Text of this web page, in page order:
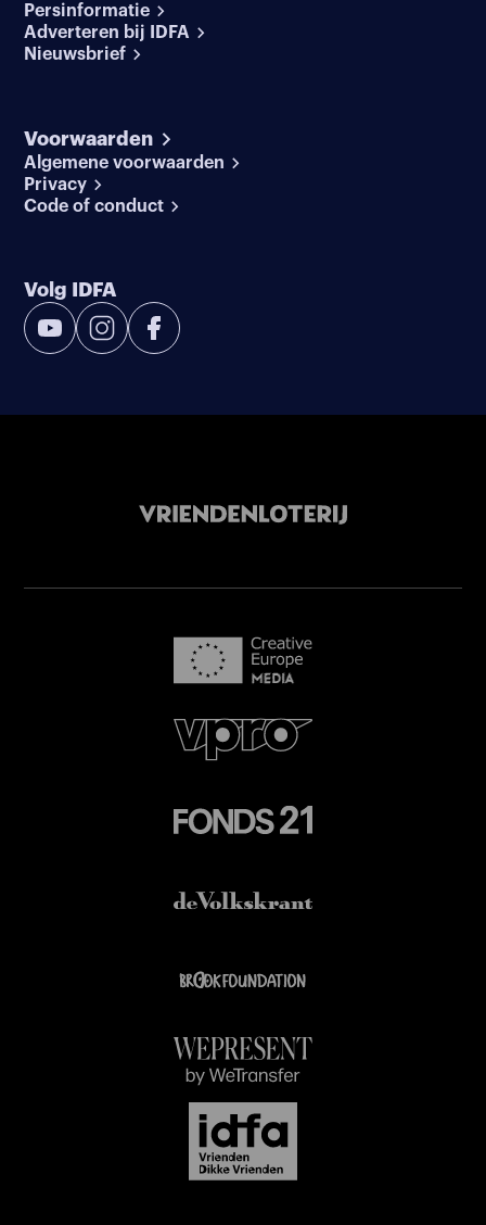
Persinformatie
Adverteren bij IDFA
Nieuwsbrief
Voorwaarden
Algemene voorwaarden
Privacy
Code of conduct
Volg IDFA